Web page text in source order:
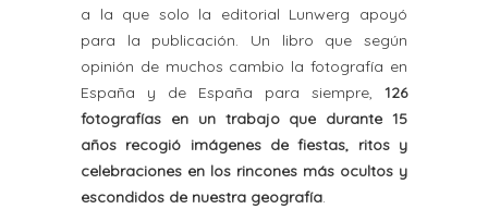
a la que solo la editorial Lunwerg apoyó
para la publicación. Un libro que según
opinión de muchos cambio la fotografía en
España y de España para siempre, 126
fotografías en un trabajo que durante 15
años recogió imágenes de fiestas, ritos y
celebraciones en los rincones más ocultos y
escondidos de nuestra geografía.